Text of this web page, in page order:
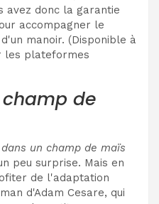
avez donc la garantie
accompagner le
manoir. (Disponible à
les plateformes
de
un champ de maïs
peu surprise. Mais en
de l'adaptation
d'Adam Cesare, qui